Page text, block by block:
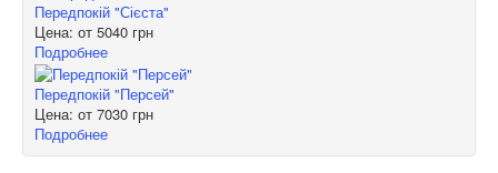
Передпокій "Сієста"
Цена: от 5040 грн
Подробнее
Передпокій "Персей"
Цена: от 7030 грн
Подробнее